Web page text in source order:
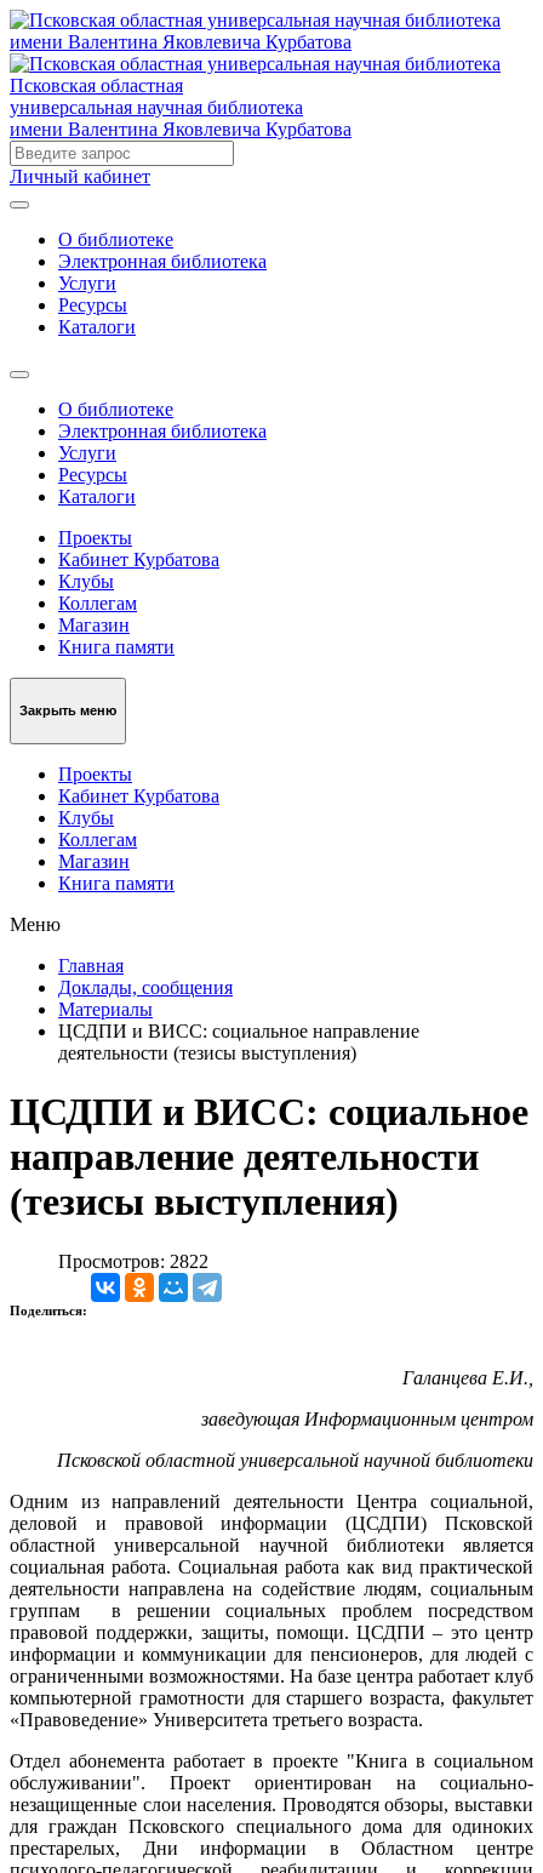
Псковская областная
универсальная научная библиотека
имени Валентина Яковлевича Курбатова
Личный кабинет
О библиотеке
Электронная библиотека
Услуги
Ресурсы
Каталоги
О библиотеке
Электронная библиотека
Услуги
Ресурсы
Каталоги
Проекты
Кабинет Курбатова
Клубы
Коллегам
Магазин
Книга памяти
Закрыть меню
Проекты
Кабинет Курбатова
Клубы
Коллегам
Магазин
Книга памяти
Меню
Главная
Доклады, сообщения
Материалы
ЦСДПИ и ВИСС: социальное направление
деятельности (тезисы выступления)
ЦСДПИ и ВИСС: социальное
направление деятельности
(тезисы выступления)
Просмотров: 2822
Поделиться:
Галанцева Е.И.,
заведующая Информационным центром
Псковской областной универсальной научной библиотеки
Одним из направлений деятельности Центра социальной,
деловой и правовой информации (ЦСДПИ) Псковской
областной универсальной научной библиотеки является
социальная работа. Социальная работа как вид практической
деятельности направлена на содействие людям, социальным
группам в решении социальных проблем посредством
правовой поддержки, защиты, помощи. ЦСДПИ – это центр
информации и коммуникации для пенсионеров, для людей с
ограниченными возможностями. На базе центра работает клуб
компьютерной грамотности для старшего возраста, факультет
«Правоведение» Университета третьего возраста.
Отдел абонемента работает в проекте "Книга в социальном
обслуживании". Проект ориентирован на социально-
незащищенные слои населения. Проводятся обзоры, выставки
для граждан Псковского специального дома для одиноких
престарелых, Дни информации в Областном центре